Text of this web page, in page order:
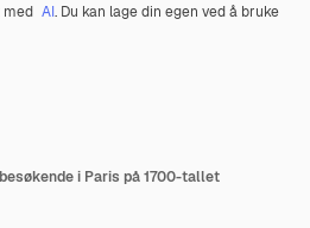
med AI. Du kan lage din egen ved å bruke
i Paris på 1700-tallet